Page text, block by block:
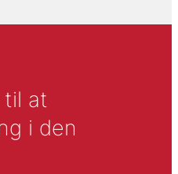
til at
i den